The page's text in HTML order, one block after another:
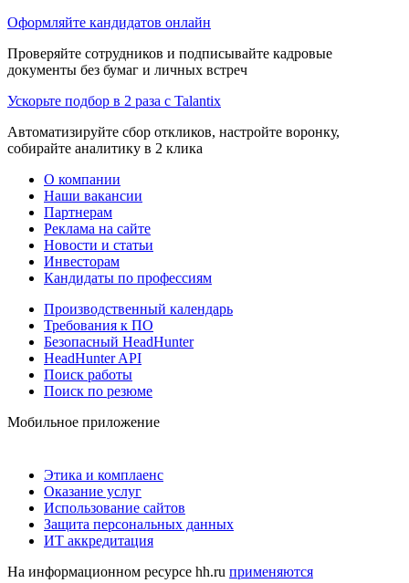
Оформляйте кандидатов онлайн
Проверяйте сотрудников и подписывайте кадровые
документы без бумаг и личных встреч
Ускорьте подбор в 2 раза с Talantix
Автоматизируйте сбор откликов, настройте воронку,
собирайте аналитику в 2 клика
О компании
Наши вакансии
Партнерам
Реклама на сайте
Новости и статьи
Инвесторам
Кандидаты по профессиям
Производственный календарь
Требования к ПО
Безопасный HeadHunter
HeadHunter API
Поиск работы
Поиск по резюме
Мобильное приложение
Этика и комплаенс
Оказание услуг
Использование сайтов
Защита персональных данных
ИТ аккредитация
На информационном ресурсе hh.ru применяются